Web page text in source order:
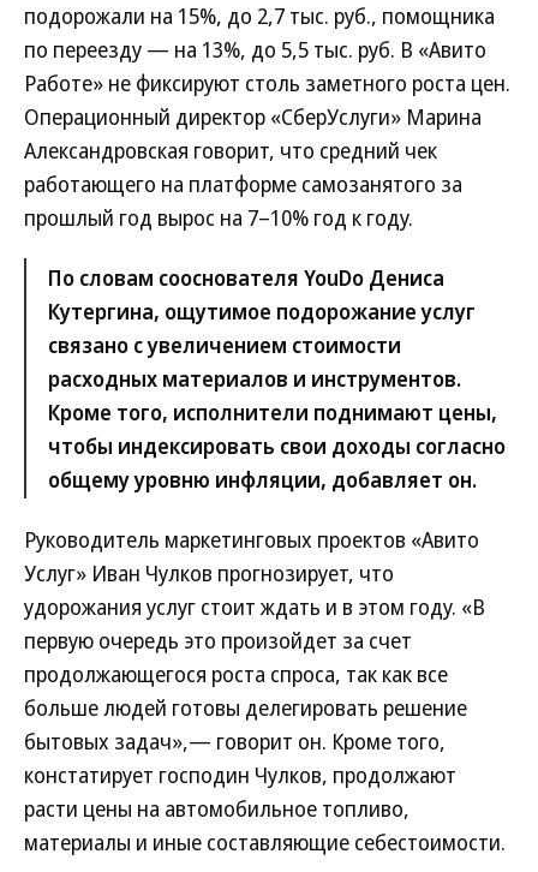
подорожали на 15%, до 2,7 тыс. руб., помощника
по переезду — на 13%, до 5,5 тыс. руб. В «Авито
Работе» не фиксируют столь заметного роста цен.
Операционный директор «СберУслуги» Марина
Александровская говорит, что средний чек
работающего на платформе самозанятого за
прошлый год вырос на 7–10% год к году.
По словам сооснователя YouDo Дениса
Кутергина, ощутимое подорожание услуг
связано с увеличением стоимости
расходных материалов и инструментов.
Кроме того, исполнители поднимают цены,
чтобы индексировать свои доходы согласно
общему уровню инфляции, добавляет он.
Руководитель маркетинговых проектов «Авито
Услуг» Иван Чулков прогнозирует, что
удорожания услуг стоит ждать и в этом году. «В
первую очередь это произойдет за счет
продолжающегося роста спроса, так как все
больше людей готовы делегировать решение
бытовых задач»,— говорит он. Кроме того,
констатирует господин Чулков, продолжают
расти цены на автомобильное топливо,
материалы и иные составляющие себестоимости.